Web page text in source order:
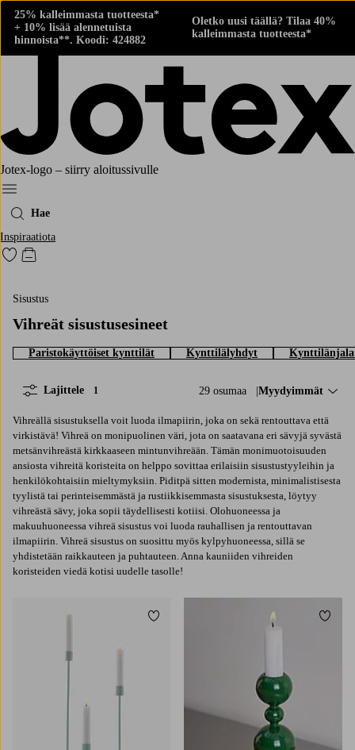
25% kalleimmasta tuotteesta*
+ 10% lisää alennetuista
hinnoista**. Koodi: 424882
Oletko uusi täällä? Tilaa 40%
kalleimmasta tuotteesta*
Jotex-logo – siirry aloitussivulle
Menu
Hae
Inspiraatiota
Siirry merkittyihin suosikkituotteisiin
Siirry ostoskoriin
Sisustus
Vihreät sisustusesineet
Paristokäyttöiset kynttilät Kynttilälyhdyt
29 osumaa Lajittele:
Myydyimmät
Lajittele 1
Vihreällä sisustuksella voit luoda ilmapiirin, joka on sekä rentouttava että
virkistävä! Vihreä on monipuolinen väri, jota on saatavana eri sävyjä syvästä
metsänvihreästä kirkkaaseen mintunvihreään. Tämän monimuotoisuuden
ansiosta vihreitä koristeita on helppo sovittaa erilaisiin sisustustyyleihin ja
henkilökohtaisiin mieltymyksiin. Piditpä sitten modernista, minimalistisesta
tyylistä tai perinteisemmästä ja rustiikkisemmasta sisustuksesta, löytyy
vihreästä sävy, joka sopii täydellisesti kotiisi. Olohuoneessa ja
makuuhuoneessa vihreä sisustus voi luoda rauhallisen ja rentouttavan
ilmapiirin. Vihreä sisustus on suosittu myös kylpyhuoneessa, sillä se
yhdistetään raikkauteen ja puhtauteen. Anna kauniiden vihreiden
koristeiden viedä kotisi uudelle tasolle!
Lisää suosikkeihin Lisää